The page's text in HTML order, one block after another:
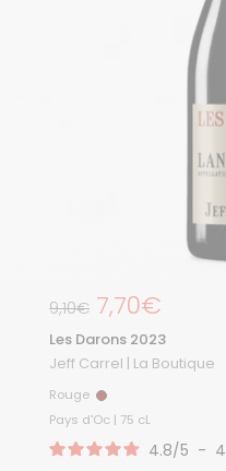
Prix de solde
9,10€ Prix régulier
7,70€
Les Darons 2023
Jeff Carrel | La Boutique
Rouge Rouge
Pays d'Oc | 75 cL
4.8/5 - 4